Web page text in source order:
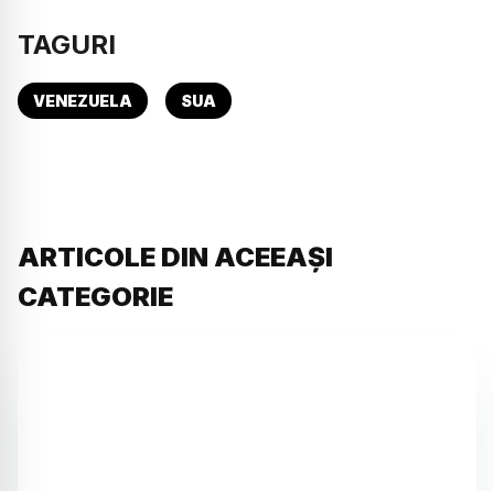
TAGURI
VENEZUELA SUA
ARTICOLE DIN ACEEAȘI
CATEGORIE